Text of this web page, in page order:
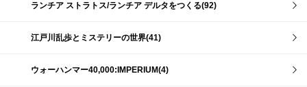
ランチア ストラトス/ランチア デルタをつくる(92)
江戸川乱歩とミステリーの世界(41)
ウォーハンマー40,000:IMPERIUM(4)